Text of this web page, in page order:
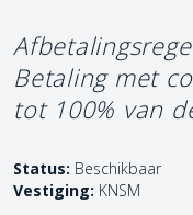
Betaling met
tot 100% van
Status: Beschikbaar
Vestiging: KNSM